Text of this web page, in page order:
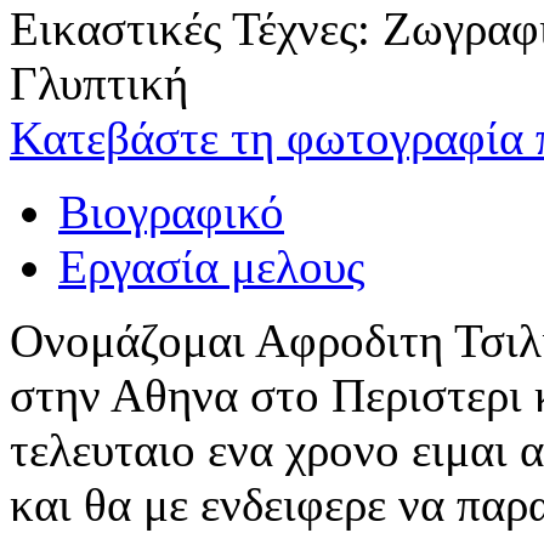
Εικαστικές Τέχνες:
Γλυπτική
Κατεβάστε τη φωτογραφία
Βιογραφικό
Εργασία μελους
Ονομάζομαι Αφροδιτη
στην Αθηνα στο Περιστερι
τελευταιο ενα χρονο
και θα με ενδειφερε να